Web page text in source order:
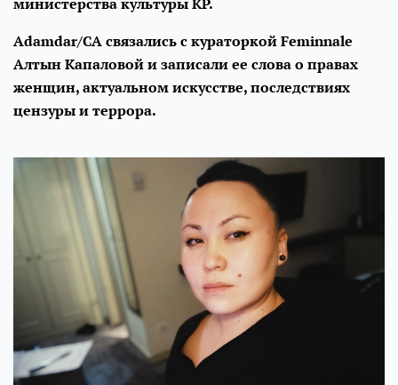
Adamdar/CA связались с кураторкой Feminnale
Алтын Капаловой и записали ее слова о правах
женщин, актуальном искусстве, последствиях
цензуры и террора.